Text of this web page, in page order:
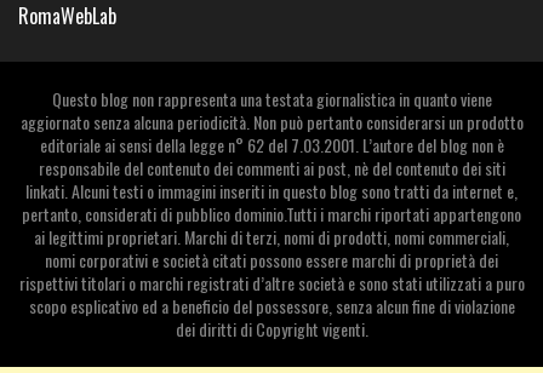
RomaWebLab
Questo blog non rappresenta una testata giornalistica in quanto viene
aggiornato senza alcuna periodicità. Non può pertanto considerarsi un prodotto
editoriale ai sensi della legge n° 62 del 7.03.2001. L’autore del blog non è
responsabile del contenuto dei commenti ai post, nè del contenuto dei siti
linkati. Alcuni testi o immagini inseriti in questo blog sono tratti da internet e,
pertanto, considerati di pubblico dominio.Tutti i marchi riportati appartengono
ai legittimi proprietari. Marchi di terzi, nomi di prodotti, nomi commerciali,
nomi corporativi e società citati possono essere marchi di proprietà dei
rispettivi titolari o marchi registrati d’altre società e sono stati utilizzati a puro
scopo esplicativo ed a beneficio del possessore, senza alcun fine di violazione
dei diritti di Copyright vigenti.